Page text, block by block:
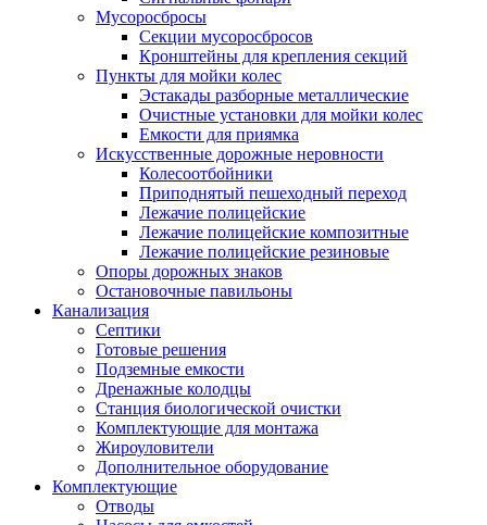
Мусоросбросы
Секции мусоросбросов
Кронштейны для крепления секций
Пункты для мойки колес
Эстакады разборные металлические
Очистные установки для мойки колес
Емкости для приямка
Искусственные дорожные неровности
Колесоотбойники
Приподнятый пешеходный переход
Лежачие полицейские
Лежачие полицейские композитные
Лежачие полицейские резиновые
Опоры дорожных знаков
Остановочные павильоны
Канализация
Септики
Готовые решения
Подземные емкости
Дренажные колодцы
Станция биологической очистки
Комплектующие для монтажа
Жироуловители
Дополнительное оборудование
Комплектующие
Отводы